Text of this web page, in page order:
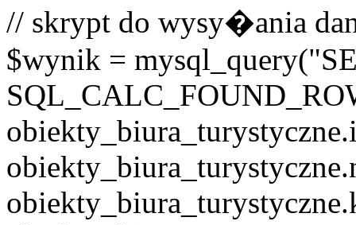
// skrypt do wysy�ania
$wynik =